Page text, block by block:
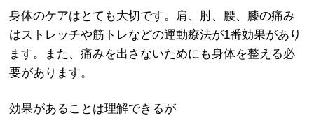
身体のケアはとても大切です。肩、肘、腰、膝の痛み
はストレッチや筋トレなどの運動療法が1番効果があり
ます。また、痛みを出さないためにも身体を整える必
要があります。
効果があることは理解できるが